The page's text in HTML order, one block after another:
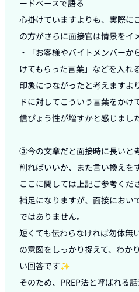
ードベースで語る
心掛けていますよりも、実際に
の方がさらに面接官は情景をイ
・「お客様やバイトメンバーか
けてもらった言葉」などを入れ
印象につながったと考えますよ
ドに対してこういう言葉をかけ
信ぴょう性が増すかと感じました
③今の文章だと面接時に長いと
削ればいいか、また言い換えを
ここに関しては上記ご参考くだ
補足になりますが、面接におい
ではありません。
短くても伝わらなければ勿体無
の意図をしっかり捉えて、わか
い回答です✨
そのため、PREP法と呼ばれる話